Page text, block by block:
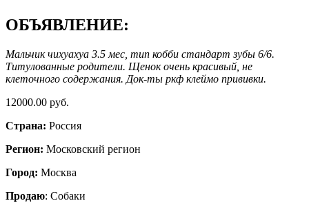
ОБЪЯВЛЕНИЕ:
Мальчик чихуахуа 3.5 мес, тип кобби стандарт зубы 6/6.
Титулованные родители. Щенок очень красивый, не
клеточного содержания. Док-ты ркф клеймо прививки.
12000.00 руб.
Страна: Россия
Регион: Московский регион
Город: Москва
Продаю: Собаки